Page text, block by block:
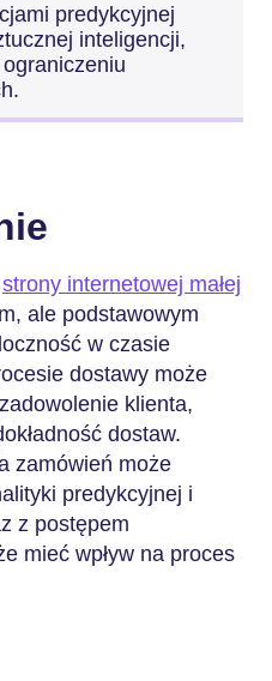
predykcyjnej
inteligencji,
strony internetowej małej
ale podstawowym
w czasie
dostawy może
klienta,
dostaw.
zamówień może
predykcyjnej i
z postępem
mieć wpływ na proces